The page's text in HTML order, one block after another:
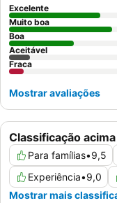
um quarto que não
Classificação
Para famílias•9,5
Experiência•9,0
Mostrar mais
Excelente
Muito boa
Boa
Aceitável
Fraca
Mostrar avaliações